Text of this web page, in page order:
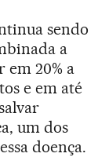
sendo
a
20% a
e em até
um dos
doença.